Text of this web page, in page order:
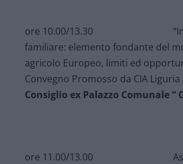
ore 10.00/13.30
familiare: elemento fondante del
agricolo Europeo, limiti ed
Convegno Promosso da CIA Liguria
Consiglio ex Palazzo Comunale “
ore 11.00/13.00